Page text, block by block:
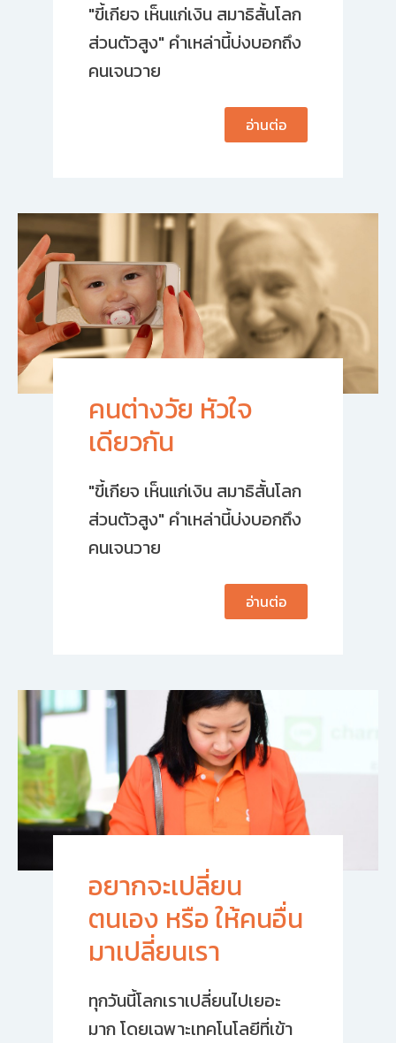
"ขี้เกียจ เห็นแก่เงิน สมาธิสั้นโลก
ส่วนตัวสูง" คำเหล่านี้บ่งบอกถึง
คนเจนวาย
อ่านต่อ
คนต่างวัย หัวใจ
เดียวกัน
"ขี้เกียจ เห็นแก่เงิน สมาธิสั้นโลก
ส่วนตัวสูง" คำเหล่านี้บ่งบอกถึง
คนเจนวาย
อ่านต่อ
อยากจะเปลี่ยน
ตนเอง หรือ ให้คนอื่น
มาเปลี่ยนเรา
ทุกวันนี้โลกเราเปลี่ยนไปเยอะ
มาก โดยเฉพาะเทคโนโลยีที่เข้า